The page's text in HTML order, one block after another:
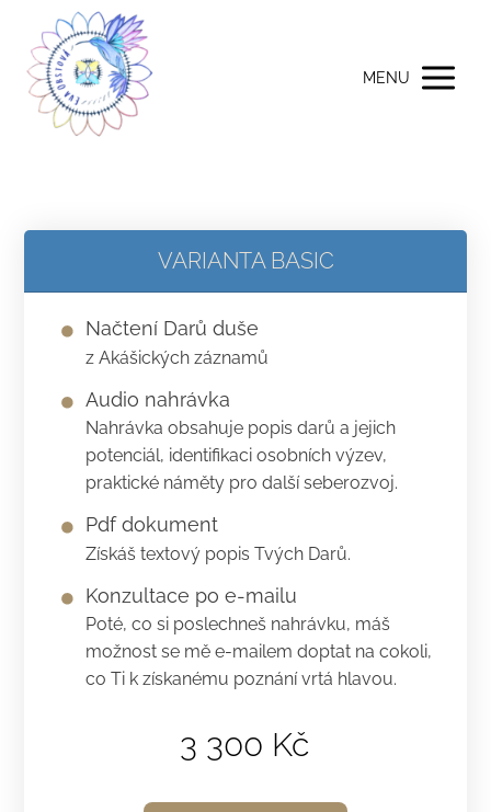
MENU
VARIANTA BASIC
Načtení Darů duše
z Akášických záznamů
Audio nahrávka
Nahrávka obsahuje popis darů a jejich
potenciál, identifikaci osobních výzev,
praktické náměty pro další seberozvoj.
Pdf dokument
Získáš textový popis Tvých Darů.
Konzultace po e-mailu
Poté, co si poslechneš nahrávku, máš
možnost se mě e-mailem doptat na cokoli,
co Ti k získanému poznání vrtá hlavou.
3 300 Kč